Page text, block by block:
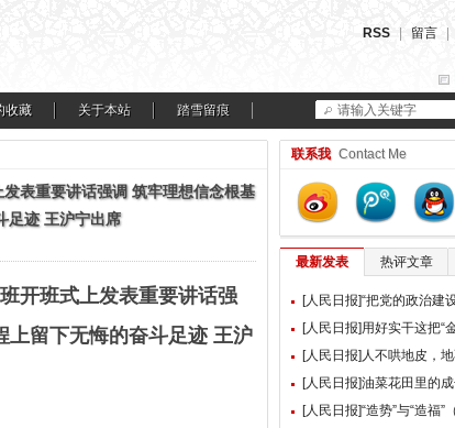
RSS 留言
请输入关键字
收藏 关于本站 踏雪留痕
表重要讲话强调 筑牢理想信念根基
足迹 王沪宁出席
开班式上发表重要讲话强
上留下无悔的奋斗足迹 王沪
联系我 Contact Me
最新发表 热评文章